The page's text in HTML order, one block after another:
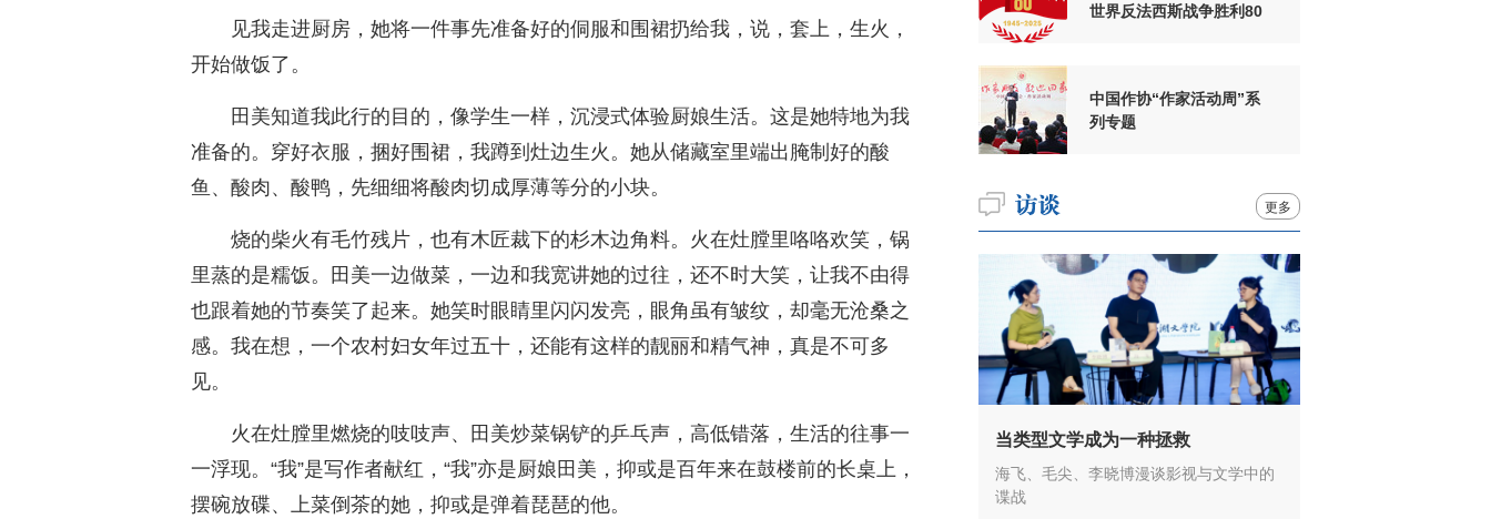
见我走进厨房，她将一件事先准备好的侗服和围裙扔给我，说，套上，生火，
开始做饭了。
田美知道我此行的目的，像学生一样，沉浸式体验厨娘生活。这是她特地为我
准备的。穿好衣服，捆好围裙，我蹲到灶边生火。她从储藏室里端出腌制好的酸
鱼、酸肉、酸鸭，先细细将酸肉切成厚薄等分的小块。
烧的柴火有毛竹残片，也有木匠裁下的杉木边角料。火在灶膛里咯咯欢笑，锅
里蒸的是糯饭。田美一边做菜，一边和我宽讲她的过往，还不时大笑，让我不由得
也跟着她的节奏笑了起来。她笑时眼睛里闪闪发亮，眼角虽有皱纹，却毫无沧桑之
感。我在想，一个农村妇女年过五十，还能有这样的靓丽和精气神，真是不可多
见。
火在灶膛里燃烧的吱吱声、田美炒菜锅铲的乒乓声，高低错落，生活的往事一
一浮现。“我”是写作者献红，“我”亦是厨娘田美，抑或是百年来在鼓楼前的长桌上，
摆碗放碟、上菜倒茶的她，抑或是弹着琵琶的他。
世界反法西斯战争胜利80
中国作协“作家活动周”系
列专题
更多
当类型文学成为一种拯救
海飞、毛尖、李晓博漫谈影视与文学中的
谍战